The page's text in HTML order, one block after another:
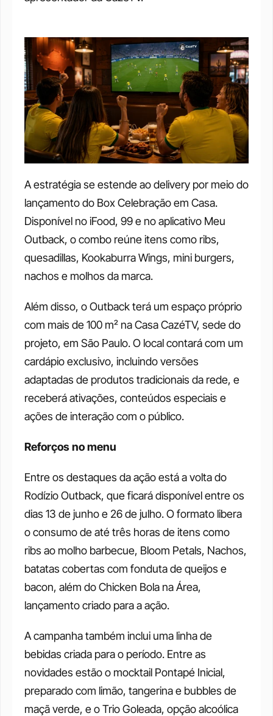
A estratégia se estende ao delivery por meio do
lançamento do Box Celebração em Casa.
Disponível no iFood, 99 e no aplicativo Meu
Outback, o combo reúne itens como ribs,
quesadillas, Kookaburra Wings, mini burgers,
nachos e molhos da marca.
Além disso, o Outback terá um espaço próprio
com mais de 100 m² na Casa CazéTV, sede do
projeto, em São Paulo. O local contará com um
cardápio exclusivo, incluindo versões
adaptadas de produtos tradicionais da rede, e
receberá ativações, conteúdos especiais e
ações de interação com o público.
Reforços no menu
Entre os destaques da ação está a volta do
Rodízio Outback, que ficará disponível entre os
dias 13 de junho e 26 de julho. O formato libera
o consumo de até três horas de itens como
ribs ao molho barbecue, Bloom Petals, Nachos,
batatas cobertas com fonduta de queijos e
bacon, além do Chicken Bola na Área,
lançamento criado para a ação.
A campanha também inclui uma linha de
bebidas criada para o período. Entre as
novidades estão o mocktail Pontapé Inicial,
preparado com limão, tangerina e bubbles de
maçã verde, e o Trio Goleada, opção alcoólica